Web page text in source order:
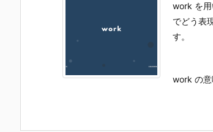
work を用
でどう表
す。
work の